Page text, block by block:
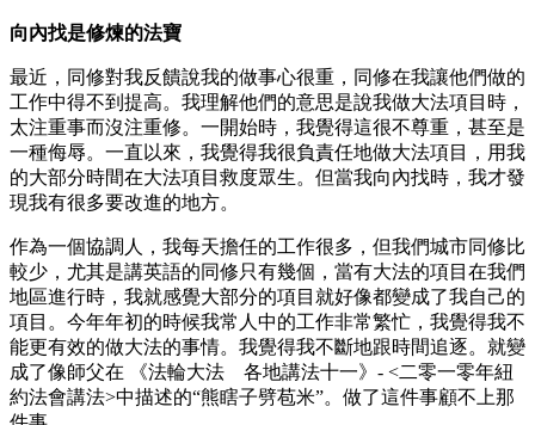
向內找是修煉的法寶
最近，同修對我反饋說我的做事心很重，同修在我讓他們做的
工作中得不到提高。我理解他們的意思是說我做大法項目時，
太注重事而沒注重修。一開始時，我覺得這很不尊重，甚至是
一種侮辱。一直以來，我覺得我很負責任地做大法項目，用我
的大部分時間在大法項目救度眾生。但當我向內找時，我才發
現我有很多要改進的地方。
作為一個協調人，我每天擔任的工作很多，但我們城市同修比
較少，尤其是講英語的同修只有幾個，當有大法的項目在我們
地區進行時，我就感覺大部分的項目就好像都變成了我自己的
項目。今年年初的時候我常人中的工作非常繁忙，我覺得我不
能更有效的做大法的事情。我覺得我不斷地跟時間追逐。就變
成了像師父在 《法輪大法 各地講法十一》- <二零一零年紐
約法會講法>中描述的“熊瞎子劈苞米”。做了這件事顧不上那